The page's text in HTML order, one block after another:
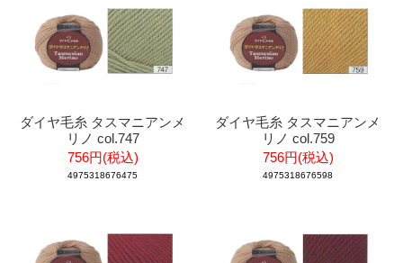
ダイヤ毛糸 タスマニアンメ
リノ col.747
756円(税込)
4975318676475
ダイヤ毛糸 タスマニアンメ
リノ col.759
756円(税込)
4975318676598